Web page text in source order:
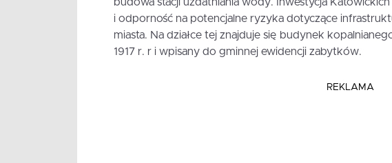
i odporność na potencjalne ryzyka dotyczące
miasta. Na działce tej znajduje się budynek
1917 r. r i wpisany do gminnej ewidencji zabytków.
REKLAMA